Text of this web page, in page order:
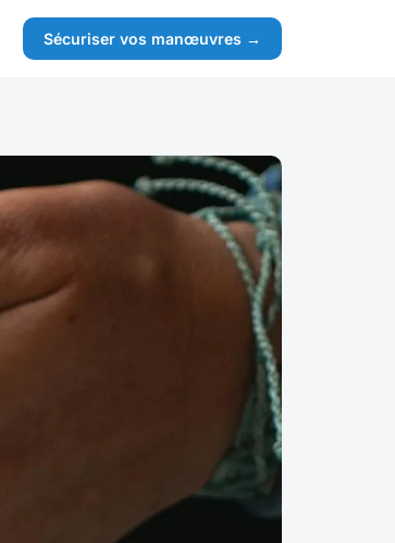
Sécuriser vos manœuvres →